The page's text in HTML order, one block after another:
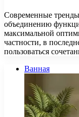
Современные тренды
объединению
максимальной
частности, в
пользоваться
Ванная